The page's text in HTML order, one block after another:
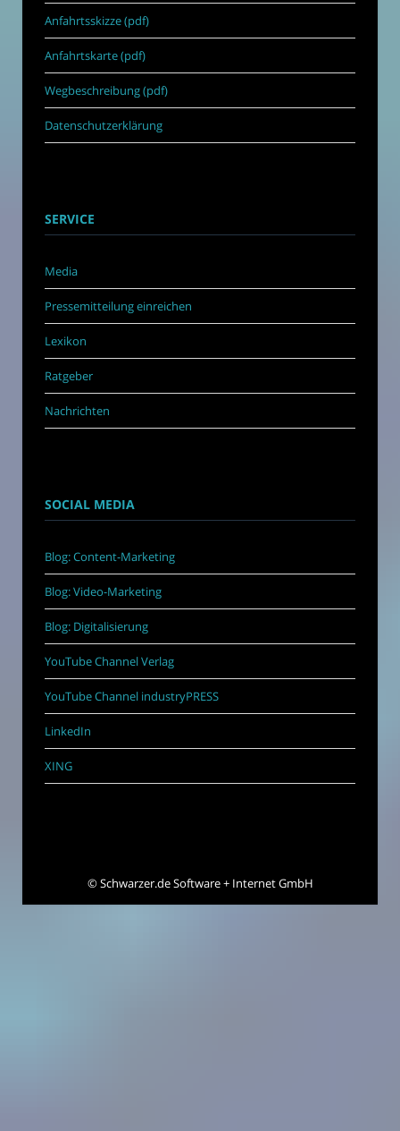
Anfahrtsskizze (pdf)
Anfahrtskarte (pdf)
Wegbeschreibung (pdf)
Datenschutzerklärung
SERVICE
Media
Pressemitteilung einreichen
Lexikon
Ratgeber
Nachrichten
SOCIAL MEDIA
Blog: Content-Marketing
Blog: Video-Marketing
Blog: Digitalisierung
YouTube Channel Verlag
YouTube Channel industryPRESS
LinkedIn
XING
©Schwarzer.de Software + Internet GmbH